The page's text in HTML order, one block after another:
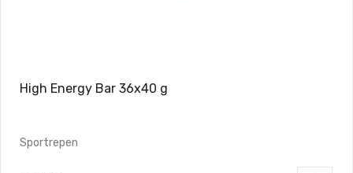
High Energy Bar 36x40 g
Sportrepen